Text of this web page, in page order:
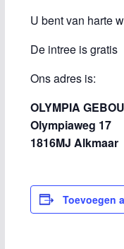
U bent van harte
De intree is gratis
Ons adres is:
OLYMPIA
Olympiaweg 17
1816MJ Alkmaar
Toevoegen